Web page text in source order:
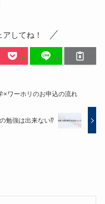
してね！
×ワーホリのお申込の流れ
勉強は出来ない⁉